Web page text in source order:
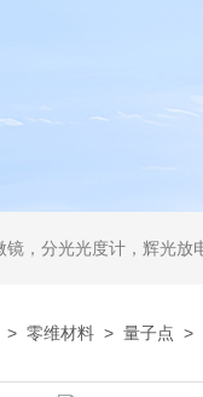
镜，分光光度计，辉光放
> 零维材料 > 量子点 >